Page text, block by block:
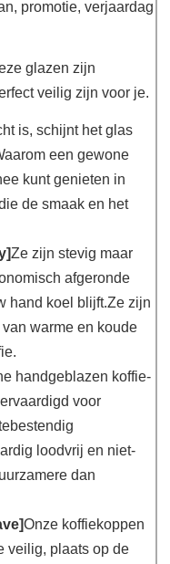
promotie, verjaardag
glazen zijn
veilig zijn voor je.
is, schijnt het glas
een gewone
kunt genieten in
de smaak en het
Ze zijn stevig maar
afgeronde
hand koel blijft.Ze zijn
warme en koude
handgeblazen koffie-
voor
loodvrij en niet-
dan
Onze koffiekoppen
veilig, plaats op de